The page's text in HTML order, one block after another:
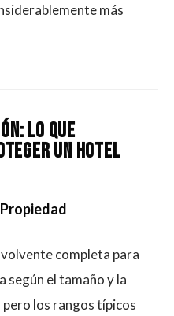
más
Lo Que
Un Hotel
completa para
según el tamaño y la
los rangos típicos